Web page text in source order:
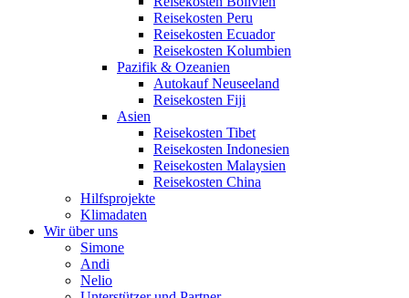
Reisekosten Peru
Reisekosten Ecuador
Reisekosten Kolumbien
Pazifik & Ozeanien
Autokauf Neuseeland
Reisekosten Fiji
Asien
Reisekosten Tibet
Reisekosten Indonesien
Reisekosten Malaysien
Reisekosten China
Hilfsprojekte
Klimadaten
Wir über uns
Simone
Andi
Nelio